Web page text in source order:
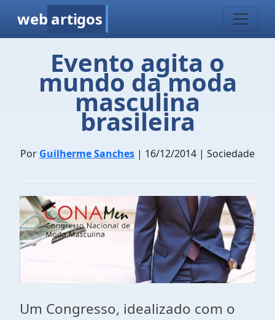
web artigos
Evento agita o
mundo da moda
masculina
brasileira
Por Guilherme Sanches | 16/12/2014 | Sociedade
Um Congresso, idealizado com o